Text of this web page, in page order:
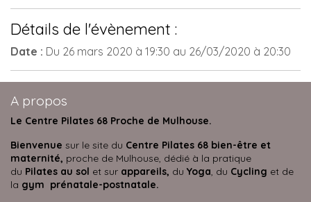
Détails de l'évènement :
Date : Du 26 mars 2020 à 19:30 au 26/03/2020 à 20:30
A propos
Le Centre Pilates 68 Proche de Mulhouse.
Bienvenue sur le site du Centre Pilates 68 bien-être et
maternité, proche de Mulhouse, dédié à la pratique
du Pilates au sol et sur appareils, du Yoga, du Cycling et de
la gym prénatale-postnatale.